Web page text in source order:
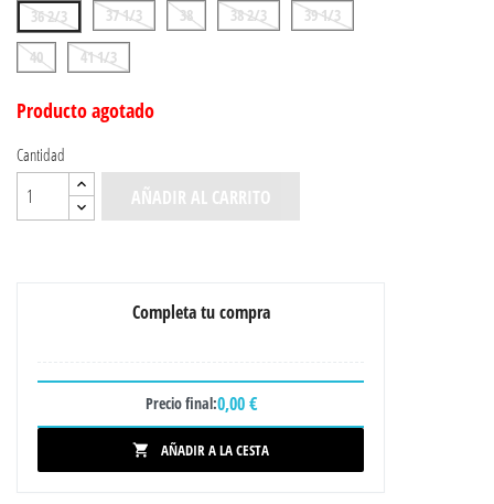
36 2/3 37 1/3 38 38 2/3
39 1/3
40
41 1/3
Producto agotado
Cantidad
AÑADIR AL CARRITO
Completa tu compra
Precio final:0,00 €
 AÑADIR A LA CESTA